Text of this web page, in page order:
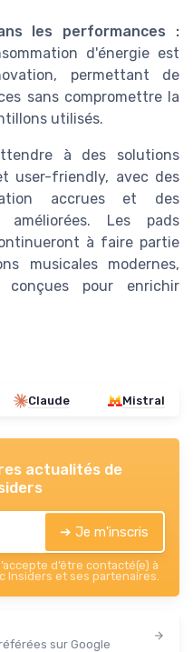
les performances :
d'énergie est
permettant de
sans compromettre la
utilisés.
à des solutions
user-friendly, avec des
accrues et des
améliorées. Les pads
à faire partie
musicales modernes,
conçues pour enrichir
Claude Mistral
actualités de
➔ Je m'inscris
d’être contacté(e) à
Insiders et ses partenaires.
sur Google